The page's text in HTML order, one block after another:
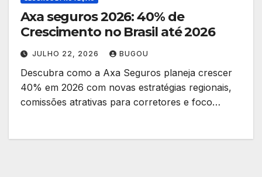
Axa seguros 2026: 40% de
Crescimento no Brasil até 2026
JULHO 22, 2026 BUGOU
Descubra como a Axa Seguros planeja crescer
40% em 2026 com novas estratégias regionais,
comissões atrativas para corretores e foco…